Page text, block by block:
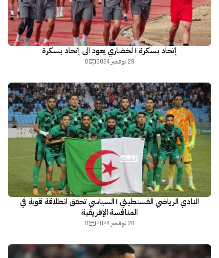
إتحاد بسكرة | لخضاري يعود الى إتحاد بسكرة
28 نوفمبر 2024 0
النادي الرياضي القسنطيني | السياسي تحقق انطلاقة قوية في
المنافسة الإفريقية
28 نوفمبر 2024 0